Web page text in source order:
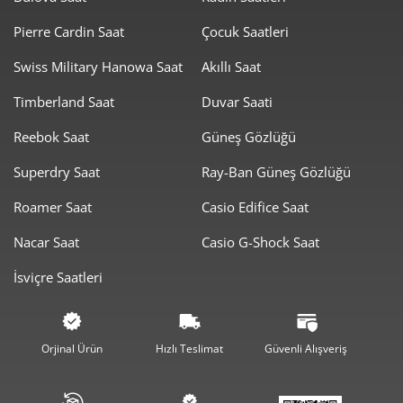
dayanıklılık özelliği saati çok yönlü bir hale getiriyor. Daha
lüks bir alternatif arıyorsanız
Lüks Saat Modelleri
tasarımları inceleyebilirsiniz.
Öne Çıkan Özellikler
41 mm iyon kaplamalı paslanmaz çelik kasa
100 metre su geçirmezlik
Süperluminova destekli kollar
Tarih penceresi (saat 3 yönünde)
Gümüş, altın ve iki tonlu bilezik alternatifleri
Roamer Montalbano Gents, hem günlük hayata uygun
Pierre Cardin Saat
Swiss Military Hanowa Saat
Timberland Saat
Reebok Saat
Superdry Saat
Roamer Saat
Nacar Saat
İsviçre Saatleri
Çocuk Saatleri
Akıllı Saat
Duvar Saati
Güneş Gözlüğü
Ray-Ban Güneş Gözlüğü
Casio Edifice Saat
Casio G-Shock Saat
Orjinal Ürün Hızlı Teslimat Güvenli Alışveriş